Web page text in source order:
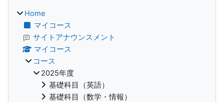
Home
マイコース
サイトアナウンスメント
マイコース
コース
2025年度
基礎科目（英語）
基礎科目（数学・情報）